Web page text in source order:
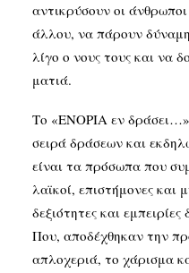
αντικρύσουν οι
άλλου, να πάρουν
λίγο ο νους τους και να
ματιά.
Το «ΕΝΟΡΙΑ εν
σειρά δράσεων και
είναι τα πρόσωπα που
λαϊκοί, επιστήμονες και
δεξιότητες και εμπειρίες
Που, αποδέχθηκαν την
απλοχεριά, το χάρισμα